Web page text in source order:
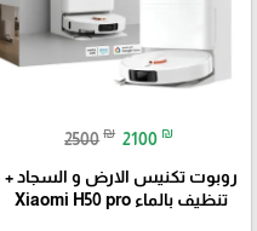
2500 ₪ 2100 ₪
روبوت تكنيس الارض و السجاد +
تنظيف بالماء Xiaomi H50 pro